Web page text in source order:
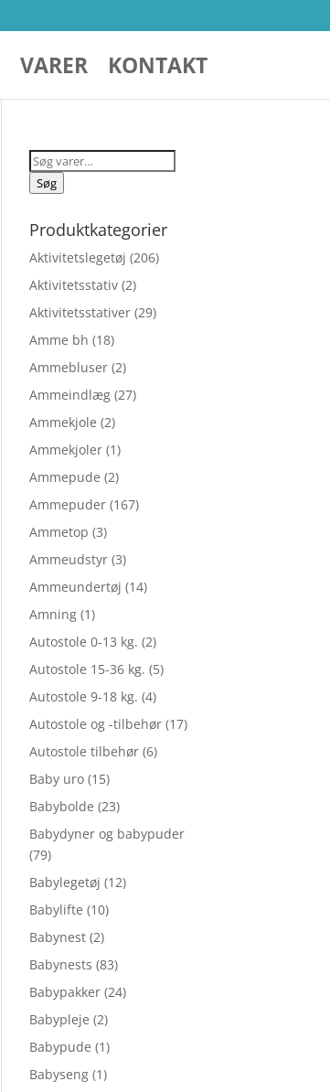
VARER KONTAKT
Søg
efter:
Søg
Produktkategorier
Aktivitetslegetøj (206)
Aktivitetsstativ (2)
Aktivitetsstativer (29)
Amme bh (18)
Ammebluser (2)
Ammeindlæg (27)
Ammekjole (2)
Ammekjoler (1)
Ammepude (2)
Ammepuder (167)
Ammetop (3)
Ammeudstyr (3)
Ammeundertøj (14)
Amning (1)
Autostole 0-13 kg. (2)
Autostole 15-36 kg. (5)
Autostole 9-18 kg. (4)
Autostole og -tilbehør (17)
Autostole tilbehør (6)
Baby uro (15)
Babybolde (23)
Babydyner og babypuder
(79)
Babylegetøj (12)
Babylifte (10)
Babynest (2)
Babynests (83)
Babypakker (24)
Babypleje (2)
Babypude (1)
Babyseng (1)